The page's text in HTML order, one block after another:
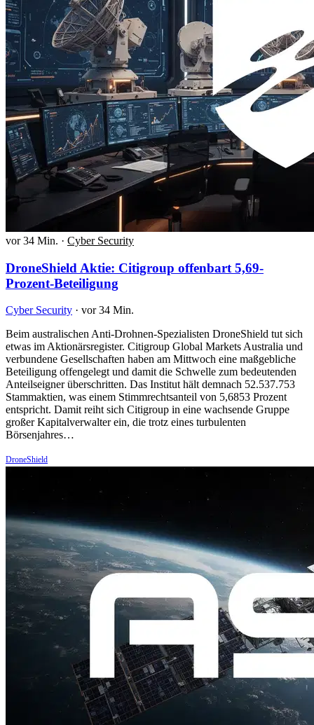
vor 34 Min. · Cyber Security
DroneShield Aktie: Citigroup offenbart 5,69-
Prozent-Beteiligung
Cyber Security · vor 34 Min.
Beim australischen Anti-Drohnen-Spezialisten DroneShield tut sich
etwas im Aktionärsregister. Citigroup Global Markets Australia und
verbundene Gesellschaften haben am Mittwoch eine maßgebliche
Beteiligung offengelegt und damit die Schwelle zum bedeutenden
Anteilseigner überschritten. Das Institut hält demnach 52.537.753
Stammaktien, was einem Stimmrechtsanteil von 5,6853 Prozent
entspricht. Damit reiht sich Citigroup in eine wachsende Gruppe
großer Kapitalverwalter ein, die trotz eines turbulenten
Börsenjahres…
DroneShield